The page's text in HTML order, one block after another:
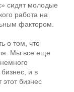
сидят молодые
работа на
фактором.
о том, что
Мы все еще
и в
бизнес